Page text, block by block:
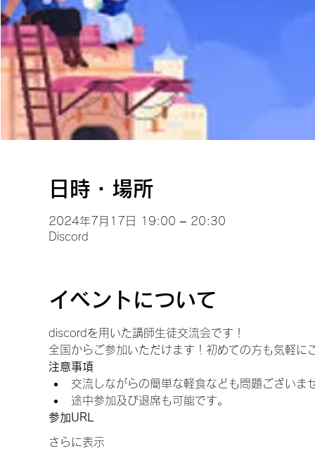
日時・場所
2024年7月17日 19:00 – 20:30
Discord
イベントについて
discordを用いた講師生徒交流会です！
全国からご参加いただけます！初めての方も気軽に
注意事項
交流しながらの簡単な軽食なども問題ございま
途中参加及び退席も可能です。
参加URL
さらに表示